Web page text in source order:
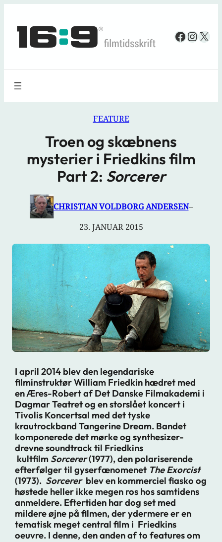
indhold
X
FEATURE
Troen og skæbnens
mysterier i Friedkins film
Part 2: Sorcerer
CHRISTIAN VOLDBORG ANDERSEN–
23. JANUAR 2015
I april 2014 blev den legendariske
filminstruktør William Friedkin hædret med
en Æres-Robert af Det Danske Filmakademi i
Dagmar Teatret og en storslået koncert i
Tivolis Koncertsal med det tyske
krautrockband Tangerine Dream. Bandet
komponerede det mørke og synthesizer-
drevne soundtrack til Friedkins
kultfilm Sorcerer(1977), den polariserende
efterfølger til gyserfænomenet The Exorcist
(1973). Sorcererblev en kommerciel fiasko og
høstede heller ikke megen ros hos samtidens
anmeldere. Eftertiden har dog set med
mildere øjne på filmen, der ydermere er en
tematisk meget central film i Friedkins
oeuvre. I denne, den anden af to features om